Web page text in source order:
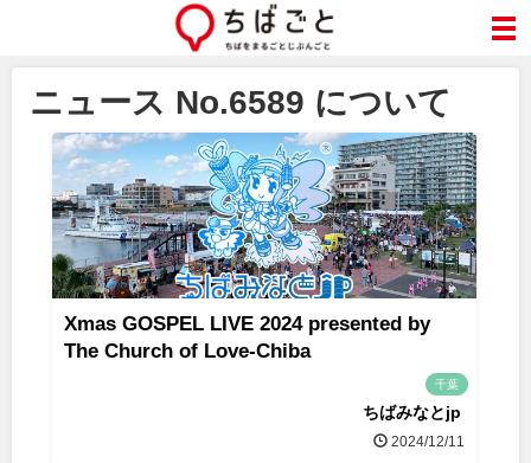
ニュース No.6589 について
Xmas GOSPEL LIVE 2024 presented by
The Church of Love-Chiba
千葉
ちばみなとjp
2024/12/11